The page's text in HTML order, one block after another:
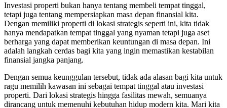
Investasi properti bukan hanya tentang membeli tempat tinggal,
tetapi juga tentang mempersiapkan masa depan finansial kita.
Dengan memiliki properti di lokasi strategis seperti ini, kita tidak
hanya mendapatkan tempat tinggal yang nyaman tetapi juga aset
berharga yang dapat memberikan keuntungan di masa depan. Ini
adalah langkah cerdas bagi kita yang ingin memastikan kestabilan
finansial jangka panjang.
Dengan semua keunggulan tersebut, tidak ada alasan bagi kita untuk
ragu memilih kawasan ini sebagai tempat tinggal atau investasi
properti. Dari lokasi strategis hingga fasilitas mewah, semuanya
dirancang untuk memenuhi kebutuhan hidup modern kita. Mari kita